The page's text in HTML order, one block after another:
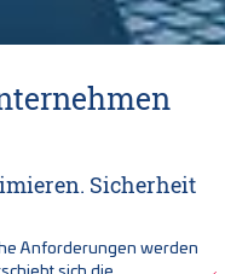
Sicherheit
Anforderungen werden